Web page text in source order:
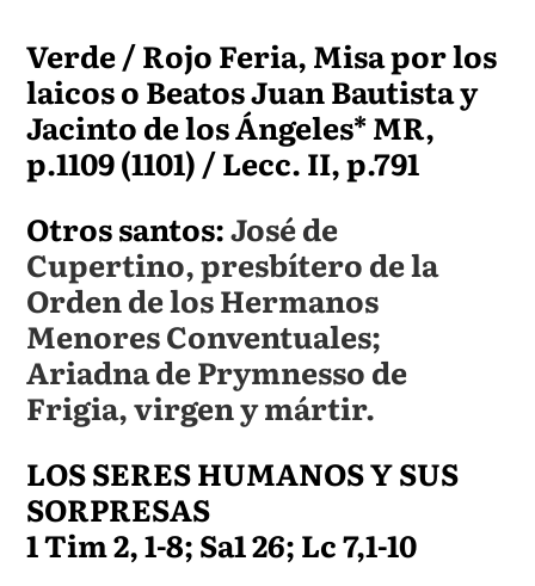
Verde / Rojo Feria, Misa por los
laicos o Beatos Juan Bautista y
Jacinto de los Ángeles* MR,
p.1109 (1101) / Lecc. II, p.791
Otros santos:José de
Cupertino, presbítero de la
Orden de los Hermanos
Menores Conventuales;
Ariadna de Prymnesso de
Frigia, virgen y mártir.
LOS SERES HUMANOS Y SUS
SORPRESAS
1 Tim 2, 1-8; Sa1 26; Lc 7,1-10